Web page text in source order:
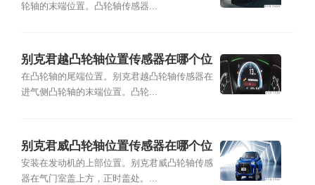
轮轴的末端位置。凸轮轴传感器...
别克君越凸轮轴位置传感器在哪个位
置
在凸轮轴的尾端位置。别克君越凸轮轴传感器在
进气侧凸轮轴的末端位置。凸轮...
别克君威凸轮轴位置传感器在哪个位
置
安装在发动机的上部位置。别克君威凸轮轴传感
器在气门室盖上方，正时盖处。...